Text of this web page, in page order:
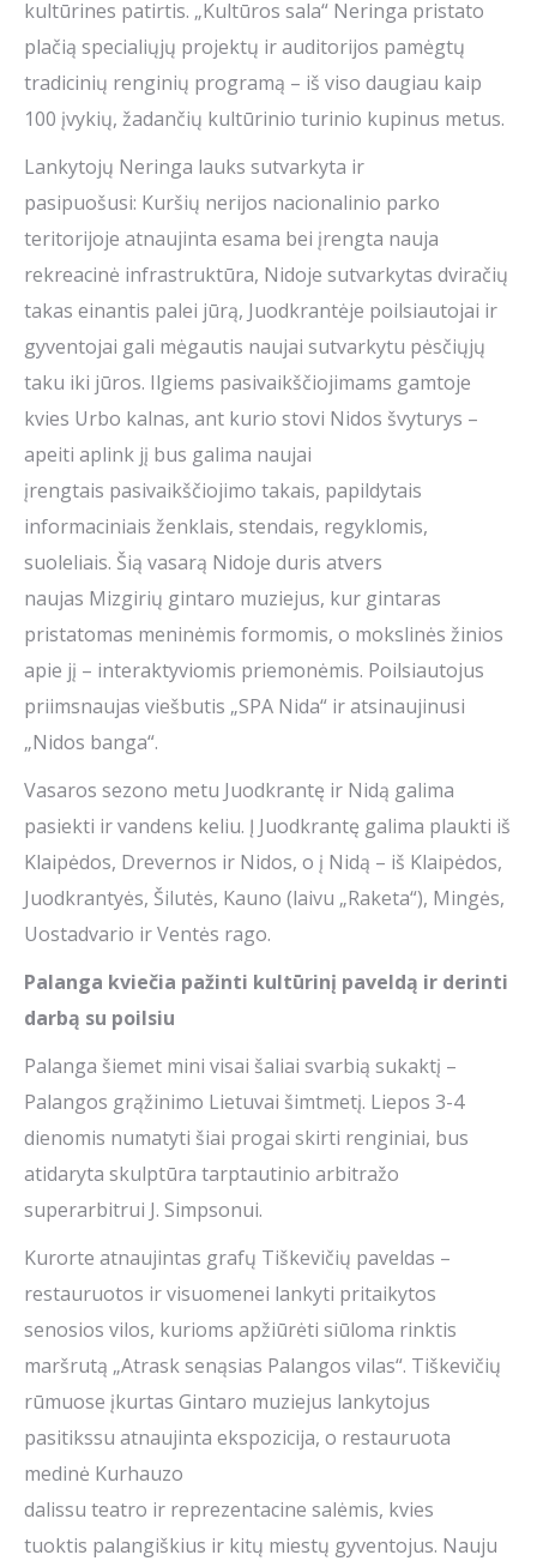
kultūrines patirtis. „Kultūros sala“ Neringa pristato
plačią specialiųjų projektų ir auditorijos pamėgtų
tradicinių renginių programą – iš viso daugiau kaip
100 įvykių, žadančių kultūrinio turinio kupinus metus.
Lankytojų Neringa lauks sutvarkyta ir
pasipuošusi: Kuršių nerijos nacionalinio parko
teritorijoje atnaujinta esama bei įrengta nauja
rekreacinė infrastruktūra, Nidoje sutvarkytas dviračių
takas einantis palei jūrą, Juodkrantėje poilsiautojai ir
gyventojai gali mėgautis naujai sutvarkytu pėsčiųjų
taku iki jūros. Ilgiems pasivaikščiojimams gamtoje
kvies Urbo kalnas, ant kurio stovi Nidos švyturys –
apeiti aplink jį bus galima naujai
įrengtais pasivaikščiojimo takais, papildytais
informaciniais ženklais, stendais, regyklomis,
suoleliais. Šią vasarą Nidoje duris atvers
naujas Mizgirių gintaro muziejus, kur gintaras
pristatomas meninėmis formomis, o mokslinės žinios
apie jį – interaktyviomis priemonėmis. Poilsiautojus
priimsnaujas viešbutis „SPA Nida“ ir atsinaujinusi
„Nidos banga“.
Vasaros sezono metu Juodkrantę ir Nidą galima
pasiekti ir vandens keliu. Į Juodkrantę galima plaukti iš
Klaipėdos, Drevernos ir Nidos, o į Nidą – iš Klaipėdos,
Juodkrantyės, Šilutės, Kauno (laivu „Raketa“), Mingės,
Uostadvario ir Ventės rago.
Palanga kviečia pažinti kultūrinį paveldą ir derinti
darbą su poilsiu
Palanga šiemet mini visai šaliai svarbią sukaktį –
Palangos grąžinimo Lietuvai šimtmetį. Liepos 3-4
dienomis numatyti šiai progai skirti renginiai, bus
atidaryta skulptūra tarptautinio arbitražo
superarbitrui J. Simpsonui.
Kurorte atnaujintas grafų Tiškevičių paveldas –
restauruotos ir visuomenei lankyti pritaikytos
senosios vilos, kurioms apžiūrėti siūloma rinktis
maršrutą „Atrask senąsias Palangos vilas“. Tiškevičių
rūmuose įkurtas Gintaro muziejus lankytojus
pasitikssu atnaujinta ekspozicija, o restauruota
medinė Kurhauzo
dalissu teatro ir reprezentacine salėmis, kvies
tuoktis palangiškius ir kitų miestų gyventojus. Nauju